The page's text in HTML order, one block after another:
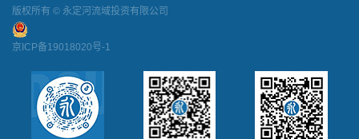
版权所有 © 永定河流域投资有限公司
京ICP备19018020号-1